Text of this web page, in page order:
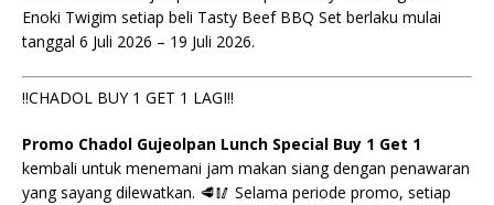
Enoki Twigim setiap beli Tasty Beef BBQ Set berlaku mulai
tanggal 6 Juli 2026 – 19 Juli 2026.
‼️CHADOL BUY 1 GET 1 LAGI‼️
Promo Chadol Gujeolpan Lunch Special Buy 1 Get 1
kembali untuk menemani jam makan siang dengan penawaran
yang sayang dilewatkan. 🥩🥢 Selama periode promo, setiap